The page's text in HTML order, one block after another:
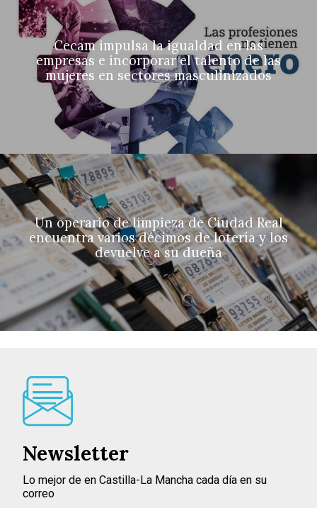
Cecam impulsa la igualdad en las
empresas e incorporar el talento de las
mujeres en sectores masculinizados
Un operario de limpieza de Ciudad Real
encuentra varios décimos de lotería y los
devuelve a su dueña
Newsletter
Lo mejor de en Castilla-La Mancha cada día en su
correo